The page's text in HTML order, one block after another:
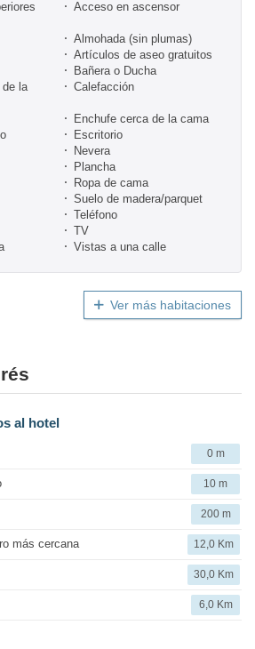
Acceso en ascensor
Almohada (sin plumas)
Artículos de aseo gratuitos
Bañera o Ducha
de la
Calefacción
Enchufe cerca de la cama
Escritorio
Nevera
Plancha
Ropa de cama
Suelo de madera/parquet
Teléfono
TV
Vistas a una calle
Ver más habitaciones
al hotel
0 m
10 m
200 m
más cercana 12,0 Km
30,0 Km
6,0 Km